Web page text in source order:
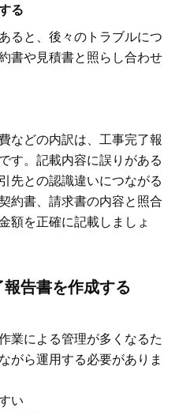
る
ると、後々のトラブルにつ
書や見積書と照らし合わせ
などの内訳は、工事完了報
す。記載内容に誤りがある
先との認識違いにつながる
約書、請求書の内容と照合
額を正確に記載しましょ
告書を作成する
業による管理が多くなるた
がら運用する必要がありま
い